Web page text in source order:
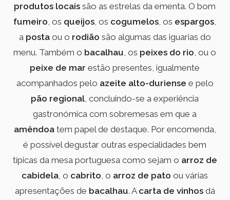
produtos locais são as estrelas da ementa. O bom
fumeiro , os queijos , os cogumelos , os espargos
a postaou o rodião são algumas das iguarias do
menu. Também o bacalhau , os peixes do rio , ou o
peixe de mar estão presentes, igualmente
acompanhados pelo azeite alto-duriense e pelo
pão regional , concluindo-se a experiência
gastronómica com sobremesas em que a
amêndoatem papel de destaque. Por encomenda,
é possível degustar outras especialidades bem
típicas da mesa portuguesa como sejam o arroz de
cabidela , o cabrito , o arroz de pato ou várias
apresentações de bacalhau. A carta de vinhosdá